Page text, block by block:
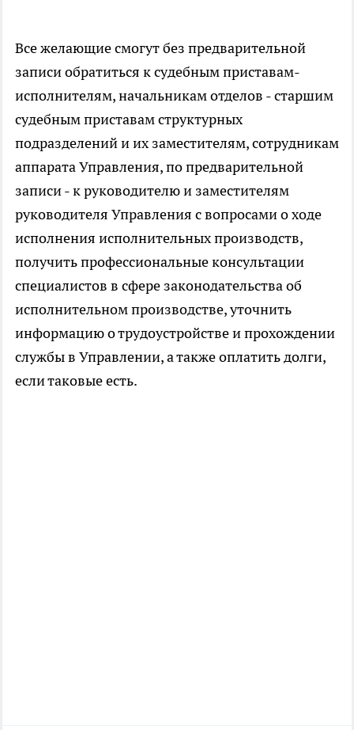
Все желающие смогут без предварительной
записи обратиться к судебным приставам-
исполнителям, начальникам отделов - старшим
судебным приставам структурных
подразделений и их заместителям, сотрудникам
аппарата Управления, по предварительной
записи - к руководителю и заместителям
руководителя Управления с вопросами о ходе
исполнения исполнительных производств,
получить профессиональные консультации
специалистов в сфере законодательства об
исполнительном производстве, уточнить
информацию о трудоустройстве и прохождении
службы в Управлении, а также оплатить долги,
если таковые есть.